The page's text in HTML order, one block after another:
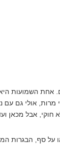
השמועות היא
מרות, אולי גם
אבל מכאן
על סף, הבגרות